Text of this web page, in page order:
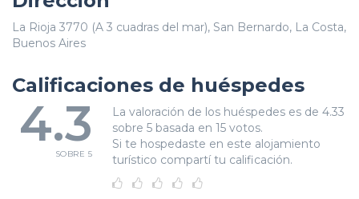
La Rioja 3770 (A 3 cuadras del mar), San Bernardo, La Costa,
Buenos Aires
Calificaciones de huéspedes
4.3
SOBRE 5
La valoración de los huéspedes es de 4.33
sobre 5 basada en 15 votos.
Si te hospedaste en este alojamiento
turístico compartí tu calificación.